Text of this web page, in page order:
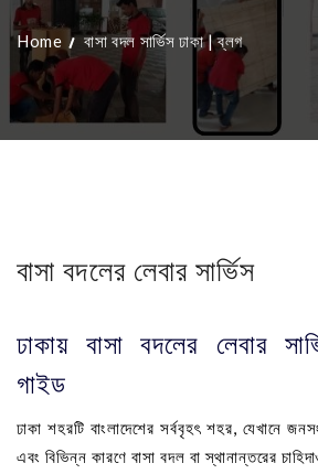
Home বাসা বদল সার্ভিস ঢাকা|ব্লগ
বাসা বদলের লেবার সার্ভিস
ঢাকায় বাসা বদলের লেবার
গাইড
ঢাকা শহরটি বাংলাদেশের সর্ববৃহৎ শহর, যেখানে
এবং বিভিন্ন কারণে বাসা বদল বা স্থানান্তরের